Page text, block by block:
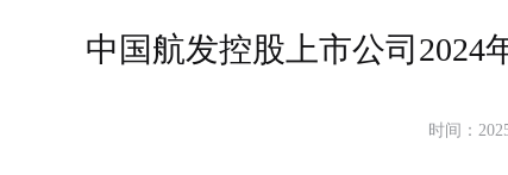
中国航发控股上市公司2024
时间：